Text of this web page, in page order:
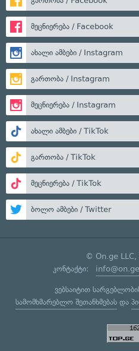
მეცნიერება / Facebook
ახალი ამბები / Instagram
გართობა / Instagram
მეცნიერება / Instagram
ახალი ამბები / TikTok
გართობა / TikTok
მეცნიერება / TikTok
ბოლო ამბები / Twitter
© On.ge LLC,
კონტაქტი: info@on.ge
ვებსაიტით
სამომხმარებლო შეთანხმებასდა